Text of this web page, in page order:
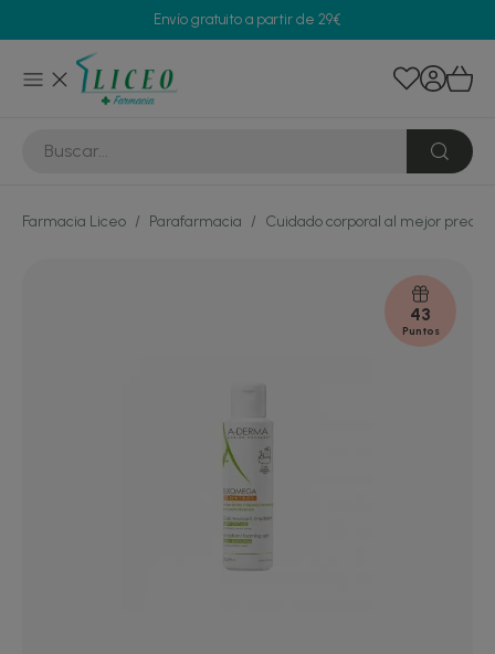
Envío gratuito a partir de 29€
Farmacia Liceo / Parafarmacia / Cuidado corporal al mejor precio
43
Puntos